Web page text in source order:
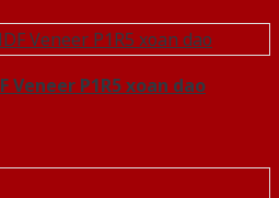
Veneer P1R5 xoan dao